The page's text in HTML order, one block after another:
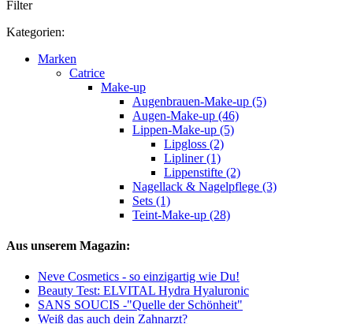
Filter
Kategorien:
Marken
Catrice
Make-up
Augenbrauen-Make-up (5)
Augen-Make-up (46)
Lippen-Make-up (5)
Lipgloss (2)
Lipliner (1)
Lippenstifte (2)
Nagellack & Nagelpflege (3)
Sets (1)
Teint-Make-up (28)
Aus unserem Magazin:
Neve Cosmetics - so einzigartig wie Du!
Beauty Test: ELVITAL Hydra Hyaluronic
SANS SOUCIS -"Quelle der Schönheit"
Weiß das auch dein Zahnarzt?